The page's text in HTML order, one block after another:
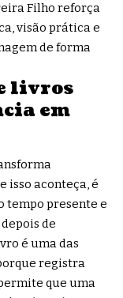
Filho reforça
visão prática e
de forma
livros
em
isso aconteça, é
tempo presente e
de
é uma das
registra
que uma